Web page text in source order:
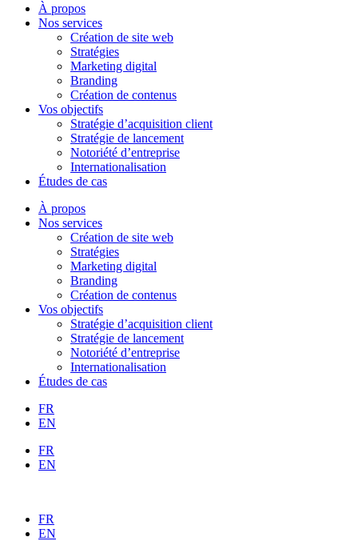
À propos
Nos services
Création de site web
Stratégies
Marketing digital
Branding
Création de contenus
Vos objectifs
Stratégie d’acquisition client
Stratégie de lancement
Notoriété d’entreprise
Internationalisation
Études de cas
À propos
Nos services
Création de site web
Stratégies
Marketing digital
Branding
Création de contenus
Vos objectifs
Stratégie d’acquisition client
Stratégie de lancement
Notoriété d’entreprise
Internationalisation
Études de cas
FR
EN
FR
EN
FR
EN